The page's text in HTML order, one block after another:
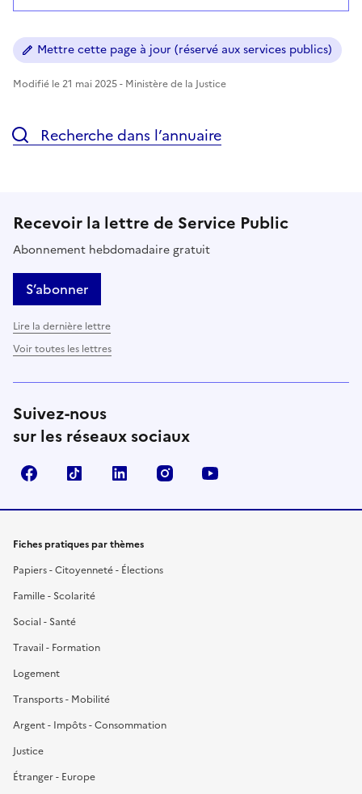
Mettre cette page à jour (réservé aux services publics)
Modifié le 21 mai 2025 - Ministère de la Justice
Recherche dans l’annuaire
Recevoir la lettre de Service Public
Abonnement hebdomadaire gratuit
S’abonner
Lire la dernière lettre
Voir toutes les lettres
Suivez-nous
sur les réseaux sociaux
FacebookTikTok LinkedIn Instagram
Fiches pratiques par thèmes
Papiers - Citoyenneté - Élections
Famille - Scolarité
Social - Santé
Travail - Formation
Logement
Transports - Mobilité
Argent - Impôts - Consommation
Justice
Étranger - Europe